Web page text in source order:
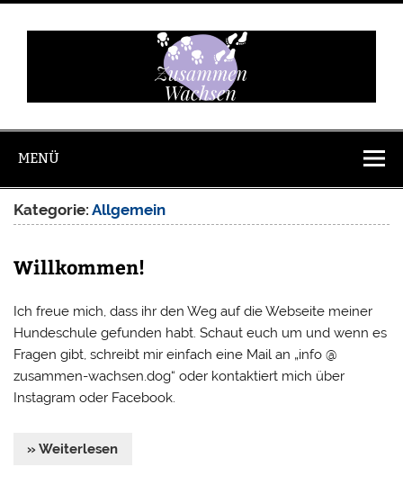
Zum
springen
Wachsen
MENÜ
Kategorie:Allgemein
Willkommen!
Ich freue mich, dass ihr den Weg auf die Webseite meiner
Hundeschule gefunden habt. Schaut euch um und wenn es
Fragen gibt, schreibt mir einfach eine Mail an „info @
zusammen-wachsen.dog“ oder kontaktiert mich über
Instagram oder Facebook.
» Weiterlesen